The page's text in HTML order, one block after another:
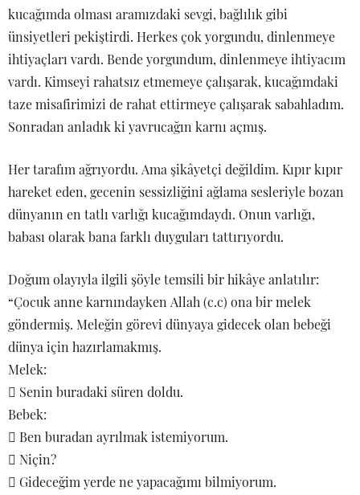
kucağımda olması aramızdaki sevgi, bağlılık gibi
ünsiyetleri pekiştirdi. Herkes çok yorgundu, dinlenmeye
ihtiyaçları vardı. Bende yorgundum, dinlenmeye ihtiyacım
vardı. Kimseyi rahatsız etmemeye çalışarak, kucağımdaki
taze misafirimizi de rahat ettirmeye çalışarak sabahladım.
Sonradan anladık ki yavrucağın karnı açmış.
Her tarafım ağrıyordu. Ama şikâyetçi değildim. Kıpır kıpır
hareket eden, gecenin sessizliğini ağlama sesleriyle bozan
dünyanın en tatlı varlığı kucağımdaydı. Onun varlığı,
babası olarak bana farklı duyguları tattırıyordu.
Doğum olayıyla ilgili şöyle temsili bir hikâye anlatılır:
“Çocuk anne karnındayken Allah (c.c) ona bir melek
göndermiş. Meleğin görevi dünyaya gidecek olan bebeği
dünya için hazırlamakmış.
Melek:
 Senin buradaki süren doldu.
Bebek:
 Ben buradan ayrılmak istemiyorum.
 Niçin?
 Gideceğim yerde ne yapacağımı bilmiyorum.